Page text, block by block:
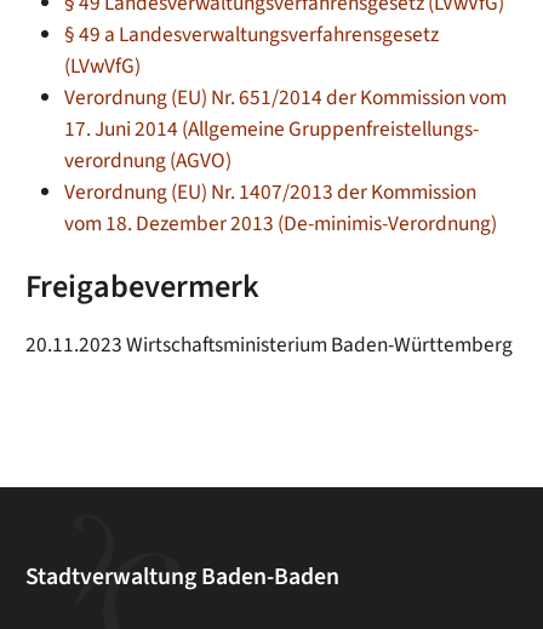
§ 49 a Landesverwaltungsverfahrensgesetz
(LVwVfG)
Verordnung (EU) Nr. 651/2014 der Kommission vom
17. Juni 2014 (Allgemeine Gruppenfreistellungs-
verordnung (AGVO)
Verordnung (EU) Nr. 1407/2013 der Kommission
vom 18. Dezember 2013 (De-minimis-Verordnung)
Freigabevermerk
20.11.2023 Wirtschaftsministerium Baden-Württemberg
Stadtverwaltung Baden-Baden